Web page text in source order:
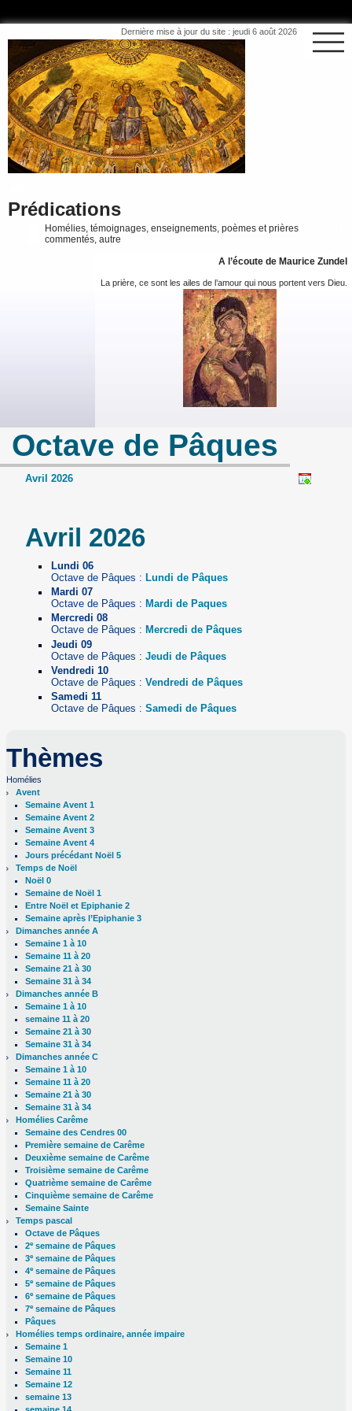
Dernière mise à jour du site : jeudi 6 août 2026
Prédications
Homélies, témoignages, enseignements, poèmes et prières
commentés, autre
A l’écoute de Maurice Zundel
La prière, ce sont les ailes de l’amour qui nous portent vers Dieu.
Octave de Pâques
Avril 2026
Avril 2026
Lundi 06
Octave de Pâques : Lundi de Pâques
Mardi 07
Octave de Pâques : Mardi de Paques
Mercredi 08
Octave de Pâques : Mercredi de Pâques
Jeudi 09
Octave de Pâques : Jeudi de Pâques
Vendredi 10
Octave de Pâques : Vendredi de Pâques
Samedi 11
Octave de Pâques : Samedi de Pâques
Thèmes
Homélies
Avent
Semaine Avent 1
Semaine Avent 2
Semaine Avent 3
Semaine Avent 4
Jours précédant Noël 5
Temps de Noël
Noël 0
Semaine de Noël 1
Entre Noël et Epiphanie 2
Semaine après l’Epiphanie 3
Dimanches année A
Semaine 1 à 10
Semaine 11 à 20
Semaine 21 à 30
Semaine 31 à 34
Dimanches année B
Semaine 1 à 10
semaine 11 à 20
Semaine 21 à 30
Semaine 31 à 34
Dimanches année C
Semaine 1 à 10
Semaine 11 à 20
Semaine 21 à 30
Semaine 31 à 34
Homélies Carême
Semaine des Cendres 00
Première semaine de Carême
Deuxième semaine de Carême
Troisième semaine de Carême
Quatrième semaine de Carême
Cinquième semaine de Carême
Semaine Sainte
Temps pascal
Octave de Pâques
2esemaine de Pâques
3esemaine de Pâques
4esemaine de Pâques
5esemaine de Pâques
6esemaine de Pâques
7esemaine de Pâques
Pâques
Homélies temps ordinaire, année impaire
Semaine 1
Semaine 10
Semaine 11
Semaine 12
semaine 13